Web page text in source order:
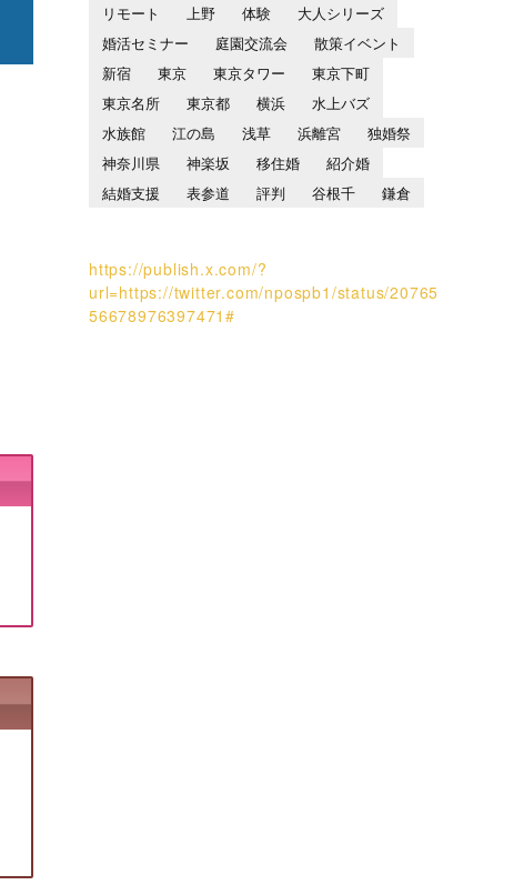
リモート
上野 体験
大人シリーズ
婚活セミナー
庭園交流会
散策イベント
新宿
東京 東京タワー
東京下町
東京名所
東京都 横浜
水上バズ
水族館
江の島 浅草 浜離宮
独婚祭
神奈川県
神楽坂 移住婚
紹介婚
結婚支援
表参道 評判 谷根千 鎌倉
https://publish.x.com/?
url=https://twitter.com/npospb1/status/20765
56678976397471#